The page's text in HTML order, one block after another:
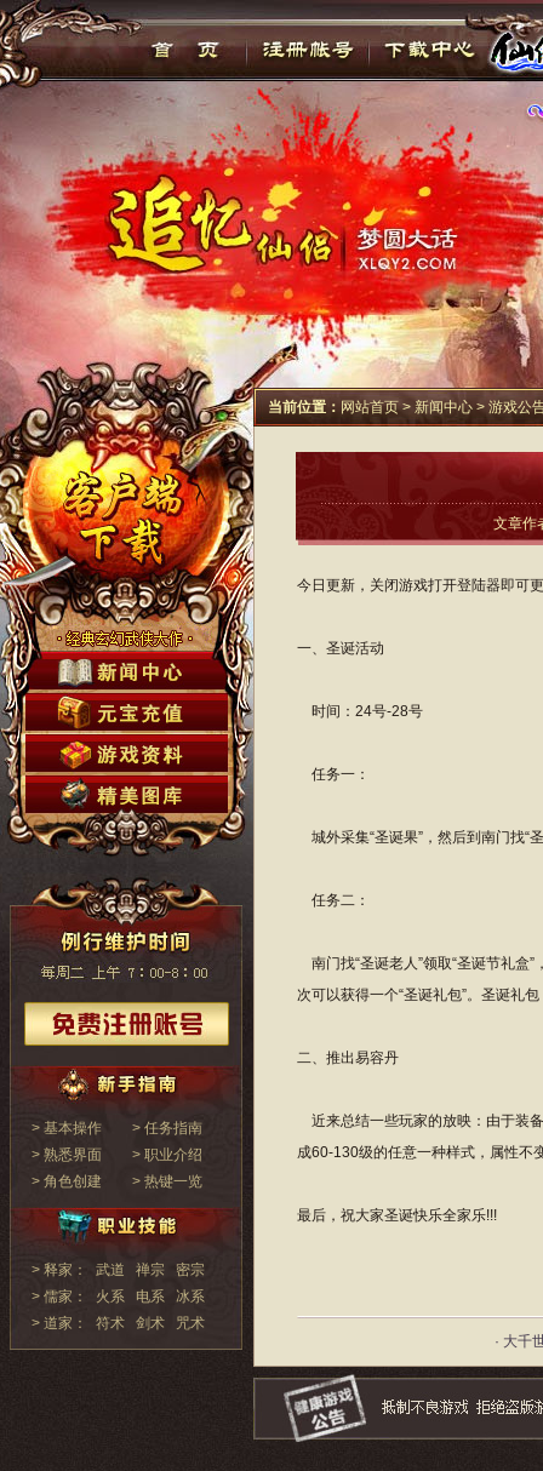
> 基本操作
> 任务指南
> 熟悉界面
> 职业介绍
> 角色创建
> 热键一览
> 释家： 武道 禅宗
密宗
> 儒家：
火系 电系
冰系
> 道家：
符术 剑术 咒术
当前位置： 网站首页> 新闻中心 > 游戏公
文章
今日更新，关闭游戏打开登陆器即可
一、圣诞活动
时间：24号-28号
任务一：
城外采集“圣诞果”，然后到南门找“
任务二：
南门找“圣诞老人”领取“圣诞节礼盒
次可以获得一个“圣诞礼包”。圣诞礼
二、推出易容丹
近来总结一些玩家的放映：由于装
成60-130级的任意一种样式，属性不
最后，祝大家圣诞快乐全家乐!!!
· 大千